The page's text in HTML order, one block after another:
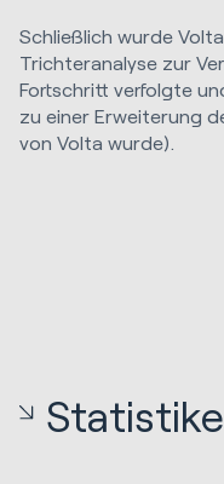
Schließlich wurde
Trichteranalyse zur
Fortschritt verfolgte
zu einer Erweiterung
von Volta wurde).